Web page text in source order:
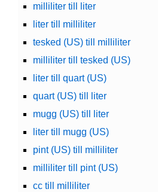
milliliter till liter
liter till milliliter
tesked (US) till milliliter
milliliter till tesked (US)
liter till quart (US)
quart (US) till liter
mugg (US) till liter
liter till mugg (US)
pint (US) till milliliter
milliliter till pint (US)
cc till milliliter